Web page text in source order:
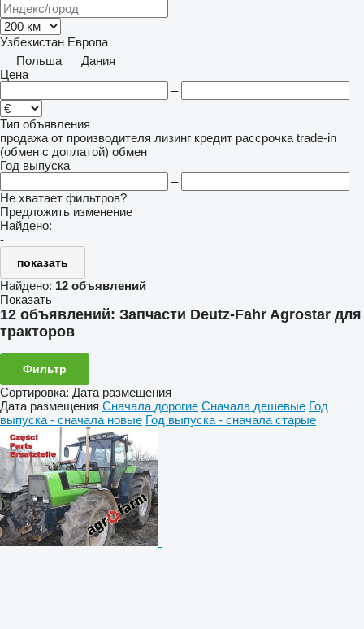
Узбекистан Европа
Польша
Дания
Цена
–
Тип объявления
продажа от производителя лизинг кредит рассрочка trade-in
(обмен с доплатой) обмен
Год выпуска
–
Не хватает фильтров?
Предложить изменение
Найдено:
-
показать
Найдено: 12 объявлений
Показать
12 объявлений: Запчасти Deutz-Fahr Agrostar для
тракторов
Фильтр
Сортировка: Дата размещения
Дата размещения Сначала дорогие Сначала дешевые Год
выпуска - сначала новые Год выпуска - сначала старые